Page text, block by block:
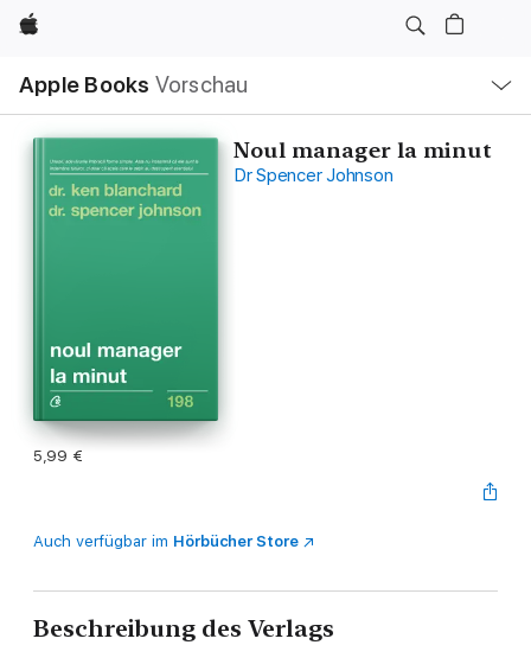
Apple
Apple Books Vorschau
Navigation
Menü
öffnen
Noul manager la minut
Dr Spencer Johnson
5,99 €
Auch verfügbar im Hörbücher Store
Beschreibung des Verlags